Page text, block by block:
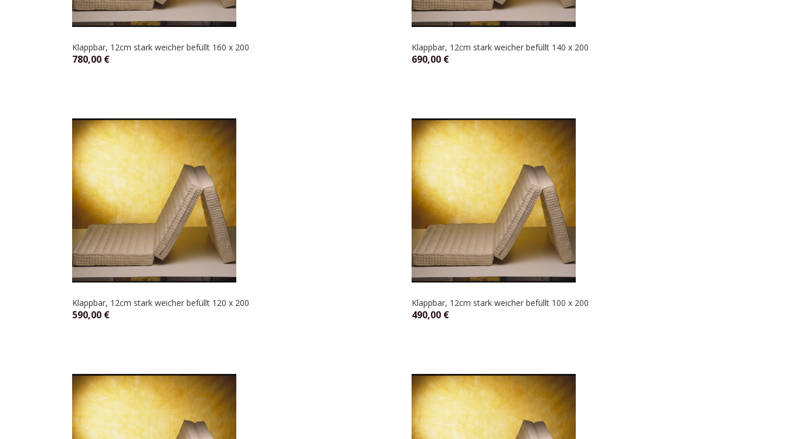
Klappbar, 12cm stark weicher befüllt 160 x 200
780,00 €
Klappbar, 12cm stark weicher befüllt 140 x 200
690,00 €
Klappbar, 12cm stark weicher befüllt 120 x 200
590,00 €
Klappbar, 12cm stark weicher befüllt 100 x 200
490,00 €